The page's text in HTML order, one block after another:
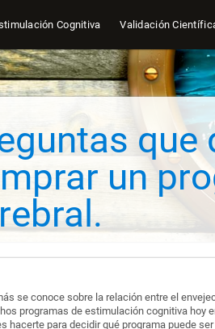
Cognitiva Validación
que
un
se conoce sobre la relación entre el
programas de estimulación cognitiva hoy
hacerte para decidir qué programa puede